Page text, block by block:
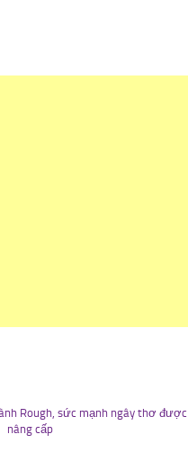
Rough, sức mạnh ngây thơ được
nâng cấp